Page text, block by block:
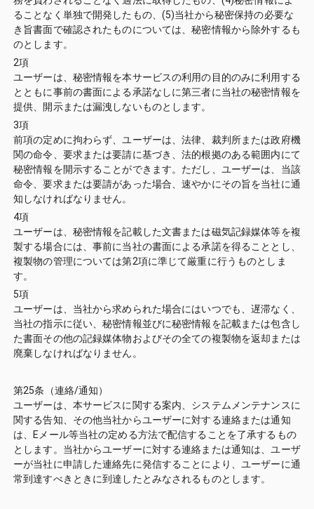
ることなく単独で開発したもの、(5)当社から秘密保持の必要な
き旨書面で確認されたものについては、秘密情報から除外するも
のとします。
2項
ユーザーは、秘密情報を本サービスの利用の目的のみに利用する
とともに事前の書面による承諾なしに第三者に当社の秘密情報を
提供、開示または漏洩しないものとします。
3項
前項の定めに拘わらず、ユーザーは、法律、裁判所または政府機
関の命令、要求または要請に基づき、法的根拠のある範囲内にて
秘密情報を開示することができます。ただし、ユーザーは、当該
命令、要求または要請があった場合、速やかにその旨を当社に通
知しなければなりません。
4項
ユーザーは、秘密情報を記載した文書または磁気記録媒体等を複
製する場合には、事前に当社の書面による承諾を得ることとし、
複製物の管理については第2項に準じて厳重に行うものとしま
す。
5項
ユーザーは、当社から求められた場合にはいつでも、遅滞なく、
当社の指示に従い、秘密情報並びに秘密情報を記載または包含し
た書面その他の記録媒体物およびその全ての複製物を返却または
廃棄しなければなりません。
第25条（連絡/通知）
ユーザーは、本サービスに関する案内、システムメンテナンスに
関する告知、その他当社からユーザーに対する連絡または通知
は、Eメール等当社の定める方法で配信することを了承するもの
とします。当社からユーザーに対する連絡または通知は、ユーザ
ーが当社に申請した連絡先に発信することにより、ユーザーに通
常到達すべきときに到達したとみなされるものとします。